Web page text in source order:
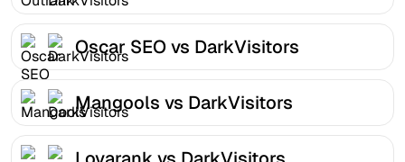
Oscar SEO vs DarkVisitors
Mangools vs DarkVisitors